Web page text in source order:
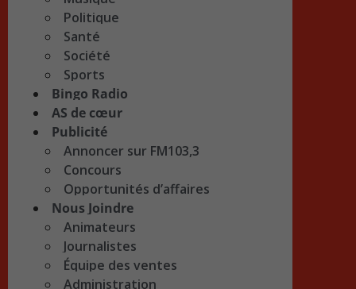
Politique
Santé
Société
Sports
Bingo Radio
AS de cœur
Publicité
Annoncer sur FM103,3
Concours
Opportunités d’affaires
Nous Joindre
Animateurs
Journalistes
Équipe des ventes
Administration